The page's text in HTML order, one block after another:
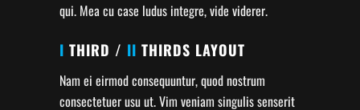
qui. Mea cu case ludus integre, vide viderer.
I THIRD / II THIRDS LAYOUT
Nam ei eirmod consequuntur, quod nostrum
consectetuer usu ut. Vim veniam singulis senserit